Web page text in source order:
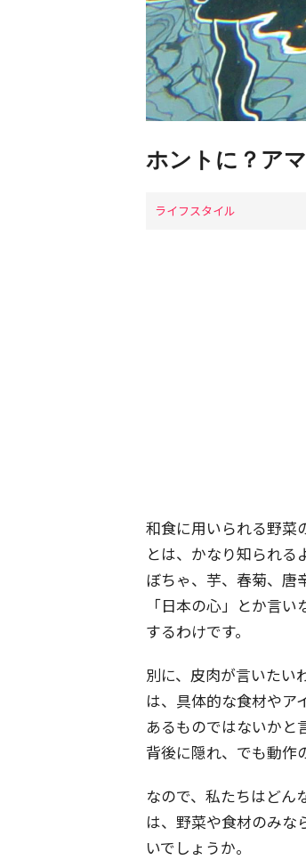
ホントに？ア
ライフスタイル
和食に用いられる野菜
とは、かなり知られる
ぼちゃ、芋、春菊、唐
「日本の心」とか言
するわけです。
別に、皮肉が言いたい
は、具体的な食材やア
あるものではないかと
背後に隠れ、でも動作
なので、私たちはどん
は、野菜や食材のみな
いでしょうか。